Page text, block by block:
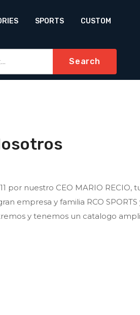
SPORTS CUSTOM
Search
por nuestro CEO MARIO
empresa y familia RCO
y tenemos un catalogo